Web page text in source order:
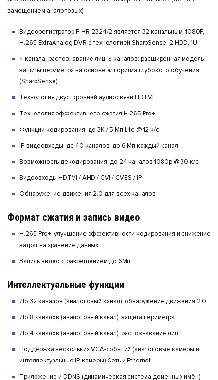
замещением аналоговых)
Видеорегистратор F-HR-2324/2 является 32 канальным, 1080P,
H.265 ExtraAnalog DVR с технологией SharpSense, 2 HDD, 1U
4 канала: распознавание лиц, 8 каналов: расширенная модель
защиты периметра на основе алгоритма глубокого обучения
(SharpSense)
Технология двусторонней аудиосвязи HDTVI
Технология эффективного сжатия H.265 Pro+
Функции кодирования: до 3K / 5 Мп Lite @ 12 к/с
IP-видеовходы: до 40 каналов, до 6 Мп каждый канал
Возможность декодирования: до 24 каналов 1080p @ 30 к/с
Видеовходы HDTVI / AHD / CVI / CVBS / IP
Обнаружение движения 2.0 для всех каналов
Формат сжатия и запись видео
H.265 Pro+: улучшение эффективности кодирования и снижение
затрат на хранение данных
Запись видео с разрешением до 6Мп
Интеллектуальные функции
До 32 каналов (аналоговый канал): обнаружение движения 2.0
До 8 каналов (аналоговый канал): защита периметра
До 4 каналов (аналоговый канал): распознавание лиц
Поддержка нескольких VCA-событий (аналоговые камеры и
интеллектуальные IP-камеры) Сеть и Ethernet
Приложение и DDNS (динамическая система доменных имён)